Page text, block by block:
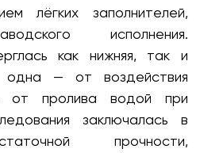
лёгких заполнителей,
исполнения.
как нижняя, так и
одна — от воздействия
от пролива водой при
заключалась в
прочности,